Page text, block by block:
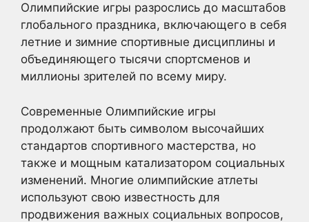
Олимпийские игры разрослись до масштабов
глобального праздника, включающего в себя
летние и зимние спортивные дисциплины и
объединяющего тысячи спортсменов и
миллионы зрителей по всему миру.
Современные Олимпийские игры
продолжают быть символом высочайших
стандартов спортивного мастерства, но
также и мощным катализатором социальных
изменений. Многие олимпийские атлеты
используют свою известность для
продвижения важных социальных вопросов,